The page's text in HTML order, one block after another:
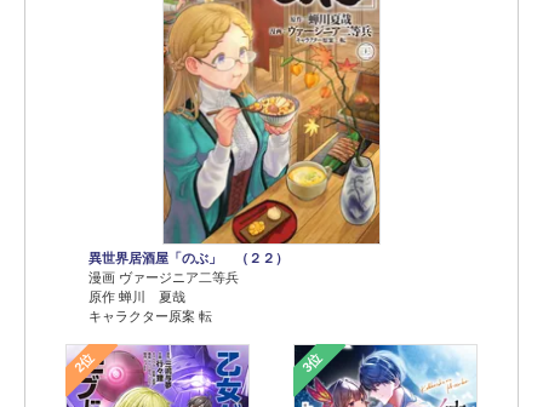
異世界居酒屋「のぶ」 （２２）
漫画 ヴァージニア二等兵
原作 蝉川 夏哉
キャラクター原案 転
2位 3位